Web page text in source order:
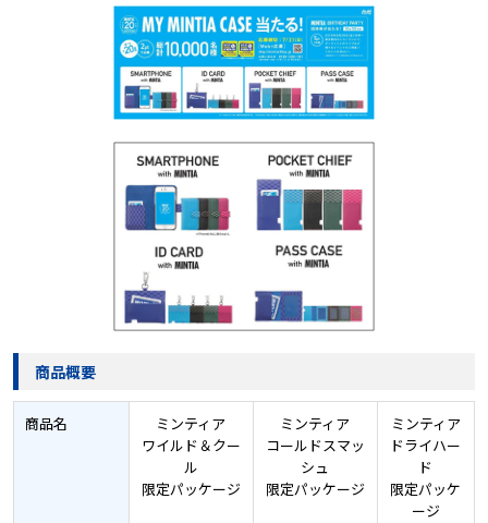
商品概要
商品名
ミンティア
ワイルド＆クー
ル
限定パッケージ
ミンティア
コールドスマッ
シュ
限定パッケージ
ミンティア
ドライハー
ド
限定パッケ
ージ